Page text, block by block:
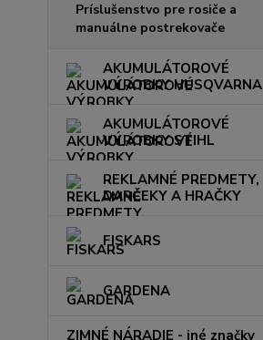
Príslušenstvo pre rosiče a
manuálne postrekovače
AKUMULÁTOROVÉ
VÝROBKY HUSQVARNA
AKUMULÁTOROVÉ
VÝROBKY STIHL
REKLAMNÉ PREDMETY,
DARČEKY A HRAČKY
FISKARS
GARDENA
ZIMNÉ NÁRADIE - iné značky